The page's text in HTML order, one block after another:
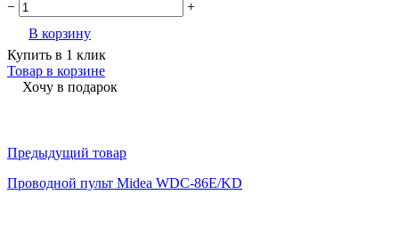
−
+
В корзину
Купить в 1 клик
Товар в корзине
Хочу в подарок
Предыдущий товар
Проводной пульт Midea WDC-86E/KD